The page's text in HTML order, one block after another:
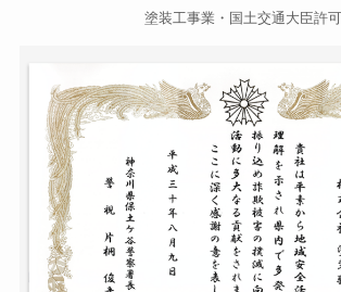
塗装工事業・国土交通大臣許可